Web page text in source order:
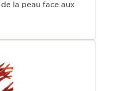
la peau face aux